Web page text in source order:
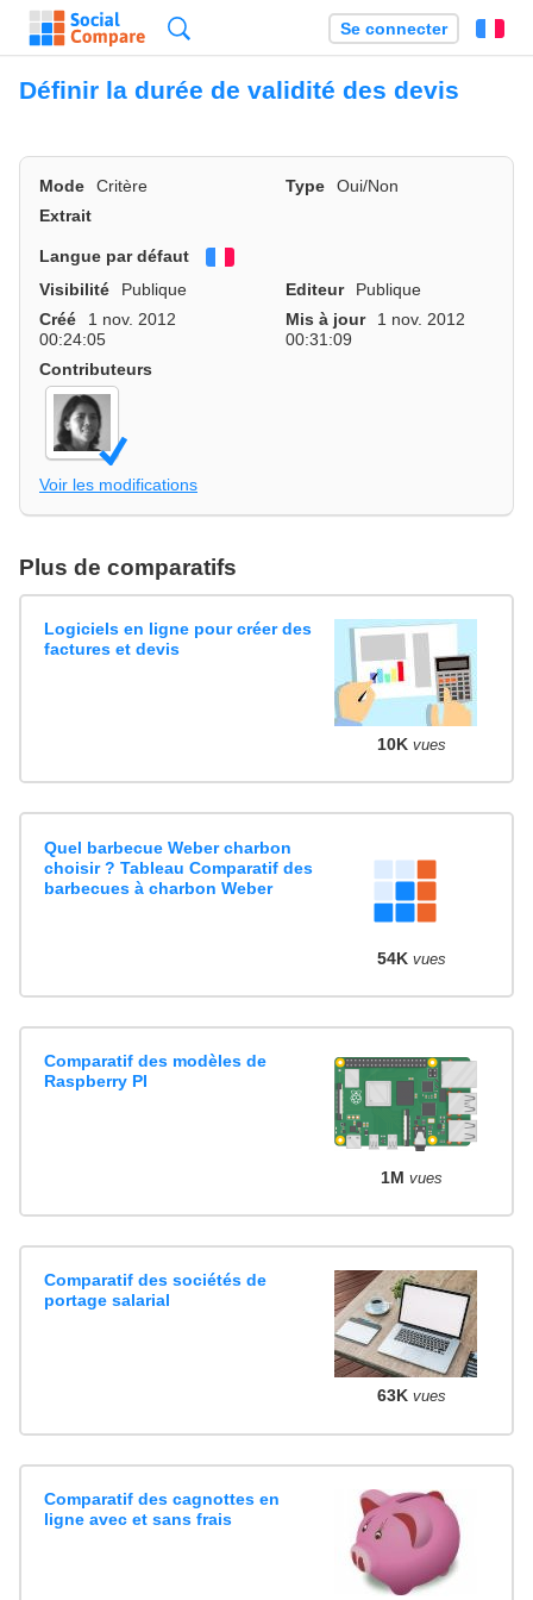
Se connecter
Définir la durée de validité des devis
Mode Critère Type
Oui/Non
Extrait
Langue par défaut
Visibilité
Publique Editeur
Publique
Créé
1 nov. 2012
00:24:05
Mis à jour
1 nov. 2012
00:31:09
Contributeurs
Voir les modifications
Plus de comparatifs
Logiciels en ligne pour créer des
factures et devis
10K vues
Quel barbecue Weber charbon
choisir ? Tableau Comparatif des
barbecues à charbon Weber
54K vues
Comparatif des modèles de
Raspberry PI
1M vues
Comparatif des sociétés de
portage salarial
63K vues
Comparatif des cagnottes en
ligne avec et sans frais